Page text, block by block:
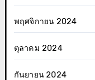
พฤศจิกายน 2024
ตุลาคม 2024
กันยายน 2024